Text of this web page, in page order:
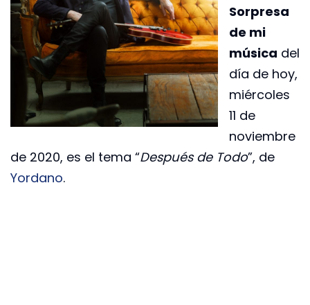
Sorpresa
de mi
música del
día de hoy,
miércoles
11 de
noviembre
de 2020, es el tema “Después de Todo”, de
Yordano.